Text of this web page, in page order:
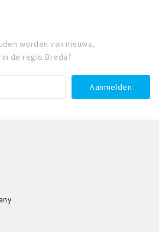
worden van nieuws,
de regio Breda?